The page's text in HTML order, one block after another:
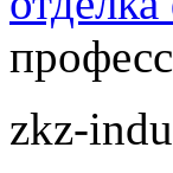
zkz-